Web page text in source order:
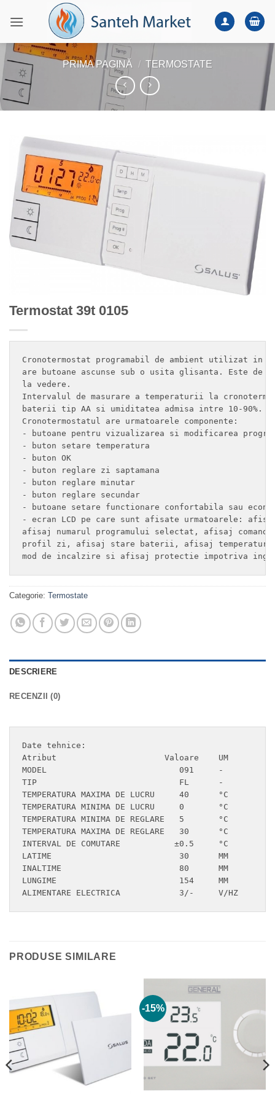
PRIMA PAGINĂ / TERMOSTATE
Termostat 39t 0105
Cronotermostat programabil de ambient utilizat
are butoane ascunse sub o usita glisanta. Este de
la vedere.
Intervalul de masurare a temperaturii la
baterii tip AA si umiditatea admisa intre 10-90%.
Cronotermostatul are urmatoarele componente:
- butoane pentru vizualizarea si modificarea
- buton setare temperatura
- buton OK
- buton reglare zi saptamana
- buton reglare minutar
- buton reglare secundar
- butoane setare functionare confortabila sau
- ecran LCD pe care sunt afisate urmatoarele:
afisaj numarul programului selectat, afisaj
profil zi, afisaj stare baterii, afisaj
mod de incalzire si afisaj protectie impotriva
Categorie: Termostate
DESCRIERE
RECENZII (0)
Date tehnice:
Atribut	                     Valoare	UM
MODEL	                        091	-
TIP	                        FL	-
TEMPERATURA MAXIMA DE LUCRU	40	°C
TEMPERATURA MINIMA DE LUCRU	0	°C
TEMPERATURA MINIMA DE REGLARE	5	°C
TEMPERATURA MAXIMA DE REGLARE	30	°C
INTERVAL DE COMUTARE	       ±0.5	°C
LATIME	                        30	MM
INALTIME	                80	MM
LUNGIME	                        154	MM
ALIMENTARE ELECTRICA	        3/-	V/HZ
PRODUSE SIMILARE
-15%